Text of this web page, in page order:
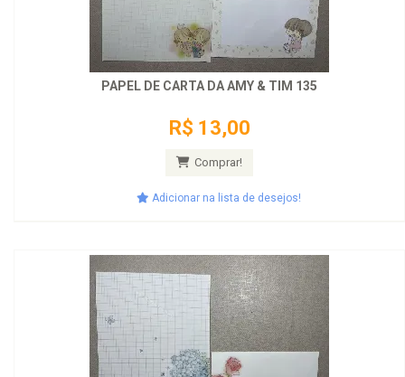
PAPEL DE CARTA DA AMY & TIM 135
R$ 13,00
Comprar!
Adicionar na lista de desejos!